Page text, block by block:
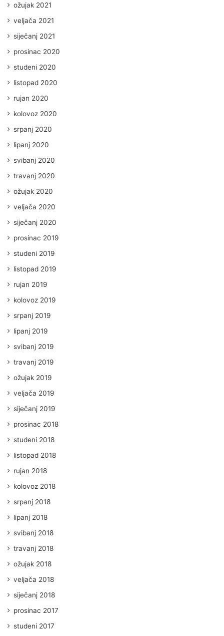
ožujak 2021
veljača 2021
siječanj 2021
prosinac 2020
studeni 2020
listopad 2020
rujan 2020
kolovoz 2020
srpanj 2020
lipanj 2020
svibanj 2020
travanj 2020
ožujak 2020
veljača 2020
siječanj 2020
prosinac 2019
studeni 2019
listopad 2019
rujan 2019
kolovoz 2019
srpanj 2019
lipanj 2019
svibanj 2019
travanj 2019
ožujak 2019
veljača 2019
siječanj 2019
prosinac 2018
studeni 2018
listopad 2018
rujan 2018
kolovoz 2018
srpanj 2018
lipanj 2018
svibanj 2018
travanj 2018
ožujak 2018
veljača 2018
siječanj 2018
prosinac 2017
studeni 2017